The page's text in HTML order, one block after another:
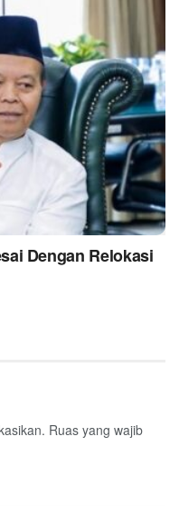
Dengan Relokasi
Ruas yang wajib